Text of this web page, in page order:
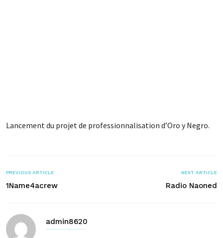
Lancement du projet de professionnalisation d’Oro y Negro.
PREVIOUS ARTICLE
1Name4acrew
NEXT ARTICLE
Radio Naoned
admin8620